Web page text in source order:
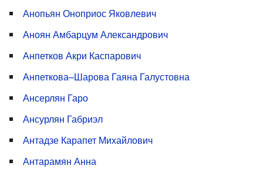
Анопьян Оноприос Яковлевич
Аноян Амбарцум Александрович
Анпетков Акри Каспарович
Анпеткова–Шарова Гаяна Галустовна
Ансерлян Гаро
Ансурлян Габриэл
Антадзе Карапет Михайлович
Антарамян Анна